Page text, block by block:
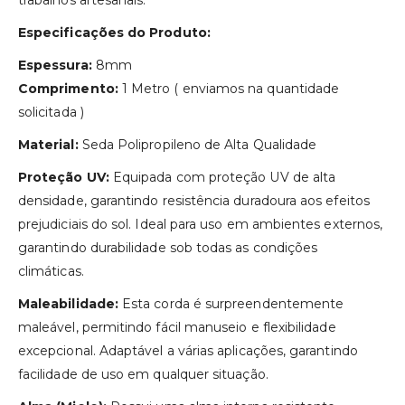
Especificações do Produto:
Espessura:8mm
Comprimento:1 Metro ( enviamos na quantidade
solicitada )
Material:Seda Polipropileno de Alta Qualidade
Proteção UV:Equipada com proteção UV de alta
densidade, garantindo resistência duradoura aos efeitos
prejudiciais do sol. Ideal para uso em ambientes externos,
garantindo durabilidade sob todas as condições
climáticas.
Maleabilidade:Esta corda é surpreendentemente
maleável, permitindo fácil manuseio e flexibilidade
excepcional. Adaptável a várias aplicações, garantindo
facilidade de uso em qualquer situação.